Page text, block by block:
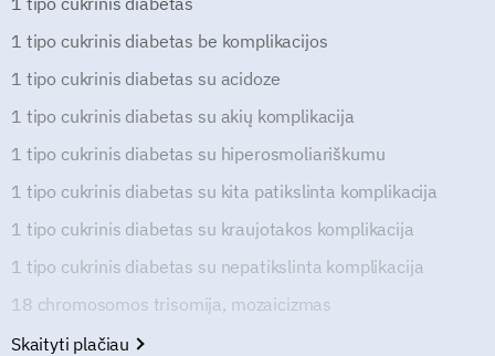
1 tipo cukrinis diabetas be komplikacijos
1 tipo cukrinis diabetas su acidoze
1 tipo cukrinis diabetas su akių komplikacija
1 tipo cukrinis diabetas su hiperosmoliariškumu
1 tipo cukrinis diabetas su kita patikslinta komplikacija
1 tipo cukrinis diabetas su kraujotakos komplikacija
1 tipo cukrinis diabetas su nepatikslinta komplikacija
18 chromosomos trisomija, mozaicizmas
Skaityti plačiau